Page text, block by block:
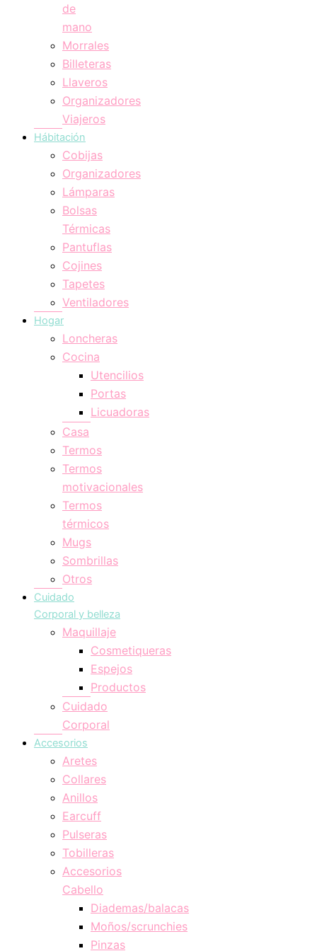
de
mano
Morrales
Billeteras
Llaveros
Organizadores
Viajeros
Hábitación
Cobijas
Organizadores
Lámparas
Bolsas
Térmicas
Pantuflas
Cojines
Tapetes
Ventiladores
Hogar
Loncheras
Cocina
Utencilios
Portas
Licuadoras
Casa
Termos
Termos
motivacionales
Termos
térmicos
Mugs
Sombrillas
Otros
Cuidado
Corporal y belleza
Maquillaje
Cosmetiqueras
Espejos
Productos
Cuidado
Corporal
Accesorios
Aretes
Collares
Anillos
Earcuff
Pulseras
Tobilleras
Accesorios
Cabello
Diademas/balacas
Moños/scrunchies
Pinzas